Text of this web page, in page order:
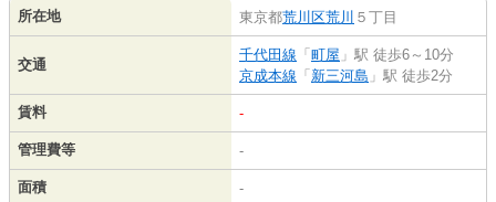
所在地 東京都荒川区荒川 ５丁目
交通
千代田線 「 町屋 」駅 徒歩6～10分
京成本線 「 新三河島 」駅 徒歩2分
賃料 -
管理費等 -
面積 -